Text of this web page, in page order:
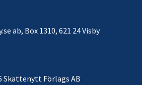
ab, Box 1310, 621 24 Visby
Skattenytt Förlags AB